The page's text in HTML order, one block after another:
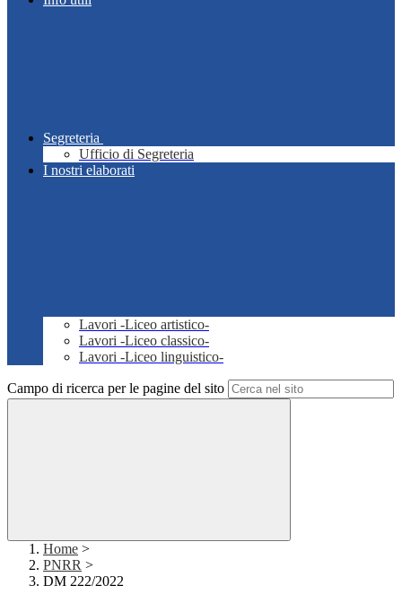
Segreteria
Ufficio di Segreteria
I nostri elaborati
Lavori -Liceo artistico-
Lavori -Liceo classico-
Lavori -Liceo linguistico-
Campo di ricerca per le pagine del sito
Home >
PNRR >
DM 222/2022